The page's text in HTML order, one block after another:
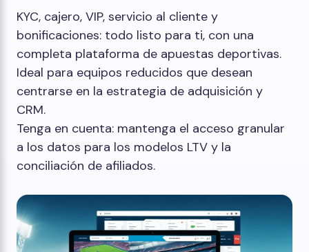
KYC, cajero, VIP, servicio al cliente y
bonificaciones: todo listo para ti, con una
completa plataforma de apuestas deportivas.
Ideal para equipos reducidos que desean
centrarse en la estrategia de adquisición y
CRM.
Tenga en cuenta: mantenga el acceso granular
a los datos para los modelos LTV y la
conciliación de afiliados.